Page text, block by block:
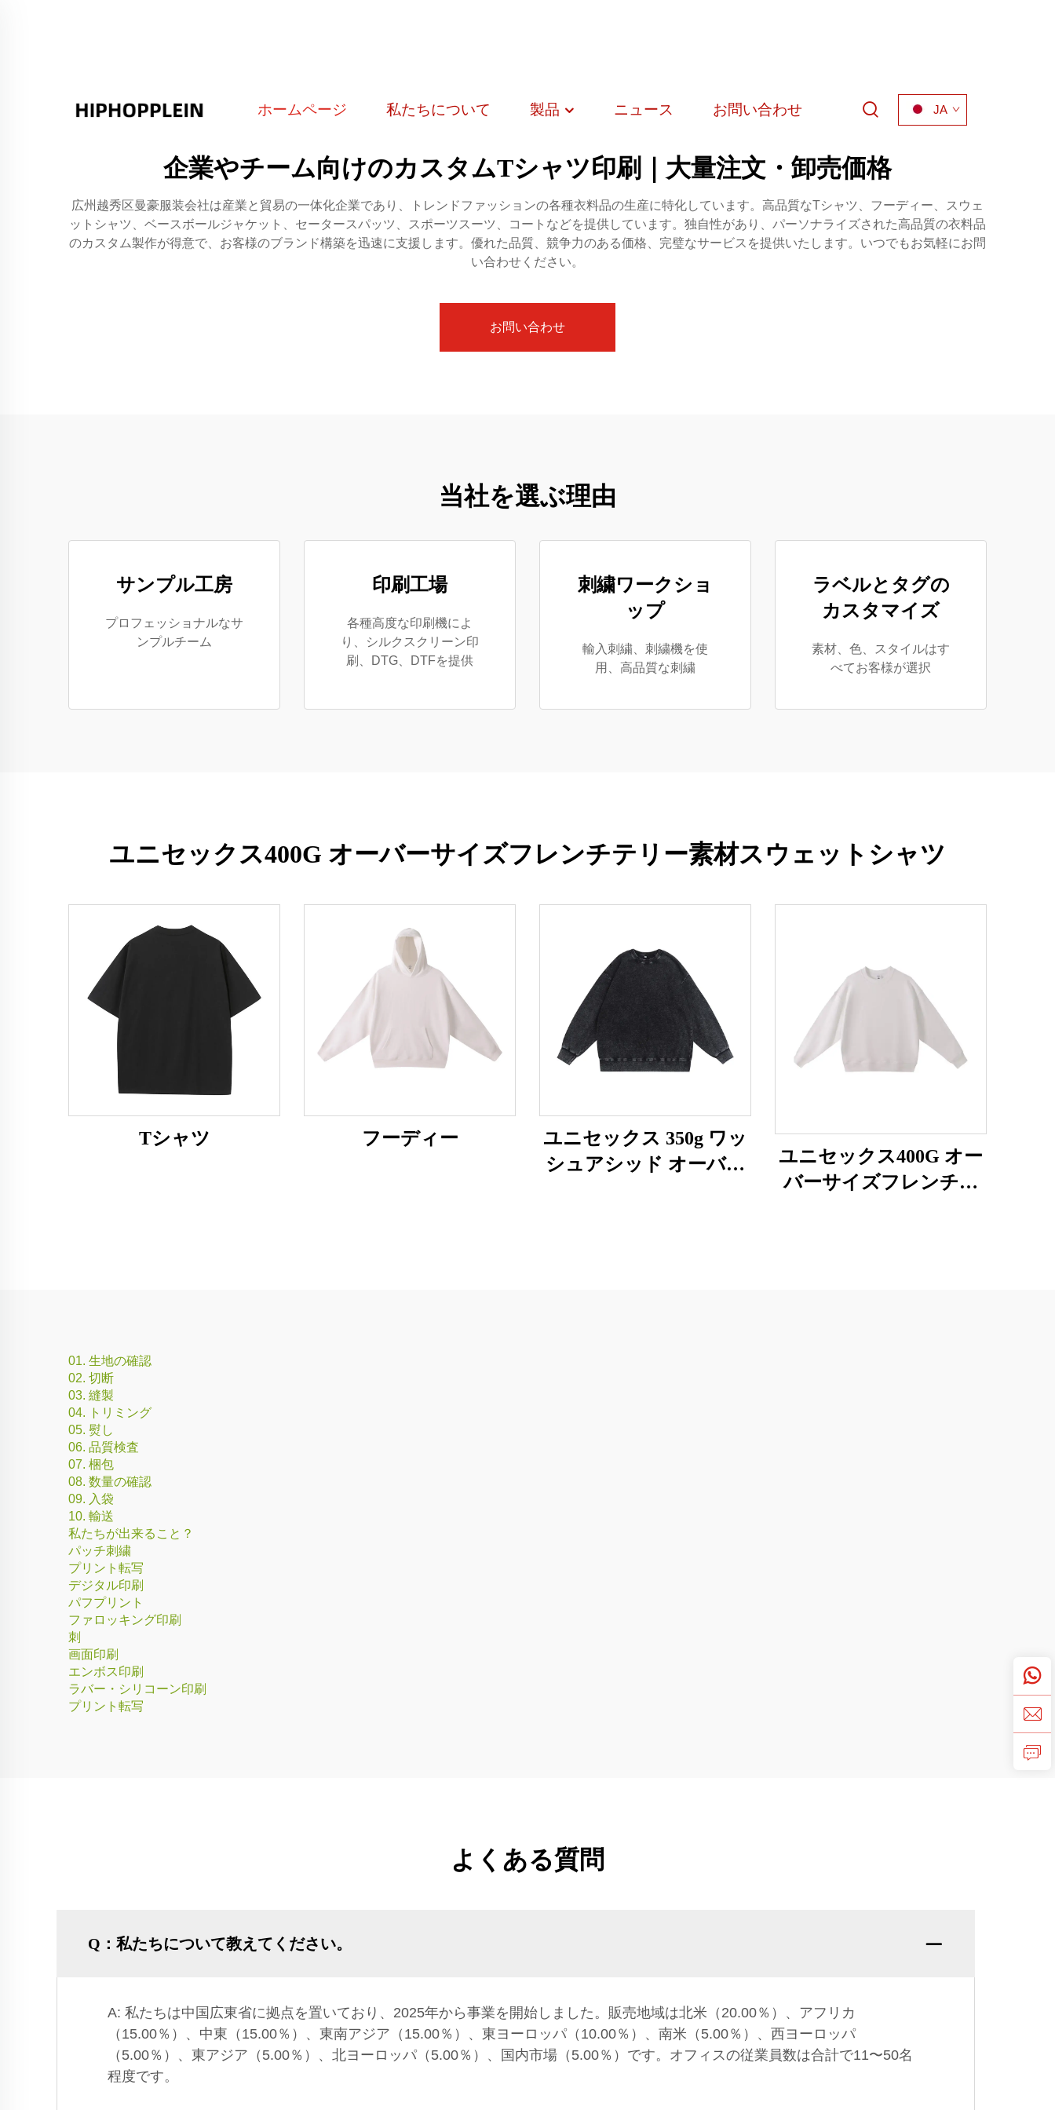
ホームページ 私たちについて 製品 ニュース お問い合わせ JA
企業やチーム向けのカスタムTシャツ印刷｜大量注文・卸売価格
広州越秀区曼豪服装会社は産業と貿易の一体化企業であり、トレンドファッションの各種衣料品の生産に特化しています。高品質なTシャツ、フーディー、スウェ
ットシャツ、ベースボールジャケット、セータースパッツ、スポーツスーツ、コートなどを提供しています。独自性があり、パーソナライズされた高品質の衣料品
のカスタム製作が得意で、お客様のブランド構築を迅速に支援します。優れた品質、競争力のある価格、完璧なサービスを提供いたします。いつでもお気軽にお問
い合わせください。
お問い合わせ
当社を選ぶ理由
サンプル工房
プロフェッショナルなサ
ンプルチーム
印刷工場
各種高度な印刷機によ
り、シルクスクリーン印
刷、DTG、DTFを提供
刺繍ワークショ
ップ
輸入刺繍、刺繍機を使
用、高品質な刺繍
ラベルとタグの
カスタマイズ
素材、色、スタイルはす
べてお客様が選択
ユニセックス400G オーバーサイズフレンチテリー素材スウェットシャツ
Tシャツ フーディー
ユニセックス 350g ワッ
シュアシッド オーバー
ユニセックス400G オー
バーサイズフレンチテ
01. 生地の確認
02. 切断
03. 縫製
04. トリミング
05. 熨し
06. 品質検査
07. 梱包
08. 数量の確認
09. 入袋
10. 輸送
私たちが出来ること？
パッチ刺繍
プリント転写
デジタル印刷
パフプリント
ファロッキング印刷
刺
画面印刷
エンボス印刷
ラバー・シリコーン印刷
プリント転写
よくある質問
Q：私たちについて教えてください。
A: 私たちは中国広東省に拠点を置いており、2025年から事業を開始しました。販売地域は北米（20.00％）、アフリカ
（15.00％）、中東（15.00％）、東南アジア（15.00％）、東ヨーロッパ（10.00％）、南米（5.00％）、西ヨーロッパ
（5.00％）、東アジア（5.00％）、北ヨーロッパ（5.00％）、国内市場（5.00％）です。オフィスの従業員数は合計で11〜50名
程度です。